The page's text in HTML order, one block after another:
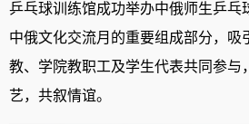
乒乓球训练馆成功举办中俄师生乒乓
中俄文化交流月的重要组成部分，吸
教、学院教职工及学生代表共同参与
艺，共叙情谊。